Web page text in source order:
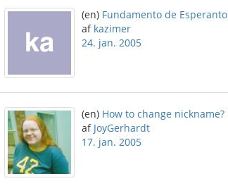
(en) Fundamento de Esperanto
af kazimer
24. jan. 2005
(en) How to change nickname?
af JoyGerhardt
17. jan. 2005